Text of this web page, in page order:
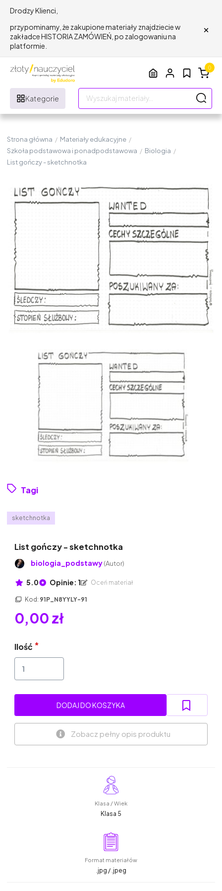
Drodzy Klienci,
przypominamy, że zakupione materiały znajdziecie w
zakładce HISTORIA ZAMÓWIEŃ, po zalogowaniu na
platformie.
×
Kategorie
0
Strona główna / Materiały edukacyjne /
Szkoła podstawowa i ponadpodstawowa / Biologia /
List gończy - sketchnotka
Tagi
sketchnotka
List gończy - sketchnotka
biologia_podstawy(Autor)
5.0 Opinie: 1 Oceń materiał
Kod: 91P_N8YYLY-91
0,00 zł
Ilość
DODAJ DO KOSZYKA
Zobacz pełny opis produktu
Klasa / Wiek
Klasa 5
Format materiałów
.jpg / .jpeg